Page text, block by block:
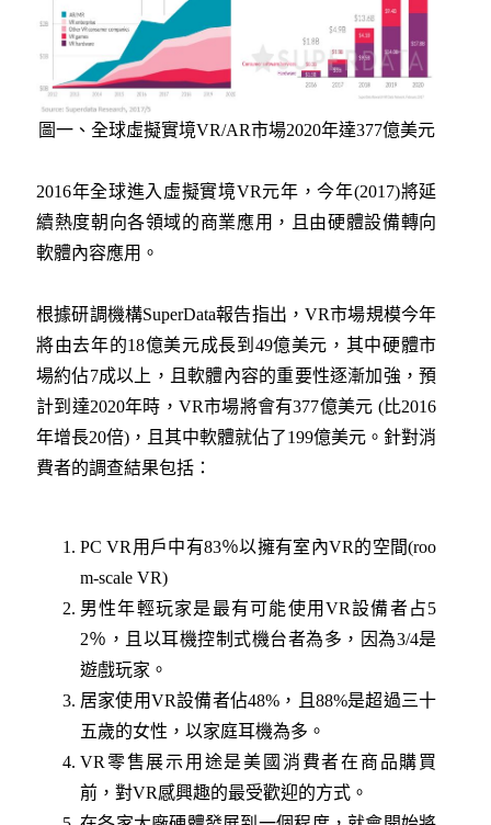
圖一、全球虛擬實境VR/AR市場2020年達377億美元
2016年全球進入虛擬實境VR元年，今年(2017)將延
續熱度朝向各領域的商業應用，且由硬體設備轉向
軟體內容應用。
根據研調機構SuperData報告指出，VR市場規模今年
將由去年的18億美元成長到49億美元，其中硬體市
場約佔7成以上，且軟體內容的重要性逐漸加強，預
計到達2020年時，VR市場將會有377億美元 (比2016
年增長20倍)，且其中軟體就佔了199億美元。針對消
費者的調查結果包括：
PC VR用戶中有83％以擁有室內VR的空間(roo
m-scale VR)
男性年輕玩家是最有可能使用VR設備者占5
2％，且以耳機控制式機台者為多，因為3/4是
遊戲玩家。
居家使用VR設備者佔48%，且88%是超過三十
五歲的女性，以家庭耳機為多。
VR零售展示用途是美國消費者在商品購買
前，對VR感興趣的最受歡迎的方式。